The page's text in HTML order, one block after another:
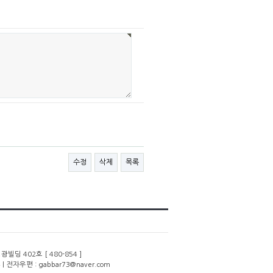
수정 삭제 목록
빌딩 402호 [ 480-854 ]
전자우편 : gabbar73@naver.com